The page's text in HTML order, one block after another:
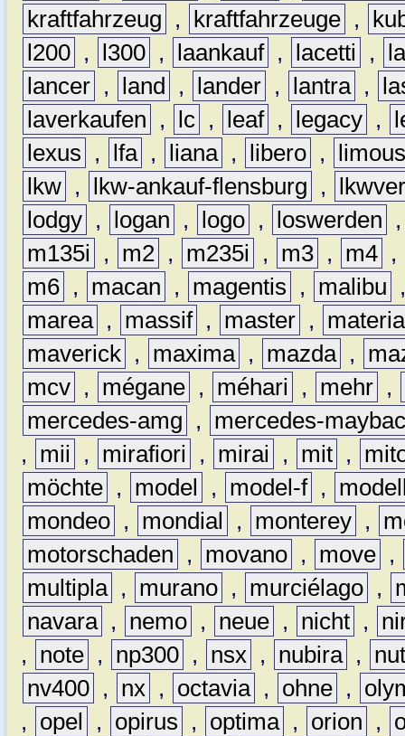
kraftfahrzeug
, kraftfahrzeuge ,
l200 , l300 , laankauf , lacetti ,
lancer , land , lander , lantra ,
laverkaufen
, lc , leaf , legacy ,
lexus
, lfa , liana , libero ,
lkw , lkw-ankauf-flensburg ,
lodgy , logan , logo , loswerden
m135i
, m2 , m235i , m3 , m4 ,
m6 , macan , magentis , malibu
marea , massif , master ,
materia
maverick , maxima , mazda ,
mcv , mégane , méhari , mehr ,
mercedes-amg
,
mercedes-
,
mii , mirafiori , mirai , mit ,
möchte , model , model-f ,
mondeo , mondial , monterey ,
motorschaden
, movano , move ,
multipla , murano , murciélago ,
navara , nemo , neue , nicht ,
,
note , np300 , nsx , nubira ,
nv400 , nx , octavia , ohne ,
,
opel , opirus , optima , orion ,